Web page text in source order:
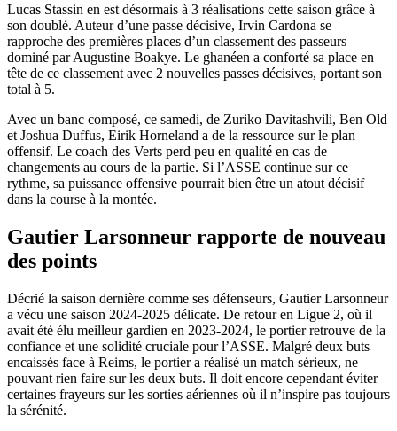
Lucas Stassin en est désormais à 3 réalisations cette saison grâce à
son doublé. Auteur d’une passe décisive, Irvin Cardona se
rapproche des premières places d’un classement des passeurs
dominé par Augustine Boakye. Le ghanéen a conforté sa place en
tête de ce classement avec 2 nouvelles passes décisives, portant son
total à 5.
Avec un banc composé, ce samedi, de Zuriko Davitashvili, Ben Old
et Joshua Duffus, Eirik Horneland a de la ressource sur le plan
offensif. Le coach des Verts perd peu en qualité en cas de
changements au cours de la partie. Si l’ASSE continue sur ce
rythme, sa puissance offensive pourrait bien être un atout décisif
dans la course à la montée.
Gautier Larsonneur rapporte de nouveau
des points
Décrié la saison dernière comme ses défenseurs, Gautier Larsonneur
a vécu une saison 2024-2025 délicate. De retour en Ligue 2, où il
avait été élu meilleur gardien en 2023-2024, le portier retrouve de la
confiance et une solidité cruciale pour l’ASSE. Malgré deux buts
encaissés face à Reims, le portier a réalisé un match sérieux, ne
pouvant rien faire sur les deux buts. Il doit encore cependant éviter
certaines frayeurs sur les sorties aériennes où il n’inspire pas toujours
la sérénité.